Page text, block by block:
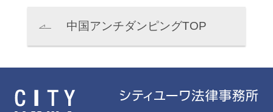
中国アンチダンピングTOP